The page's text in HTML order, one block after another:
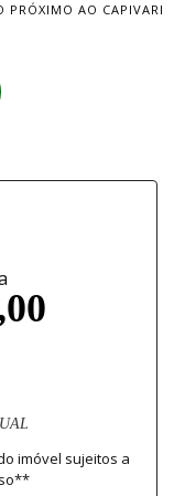
PRÓXIMO AO CAPIVARI
imóvel sujeitos a